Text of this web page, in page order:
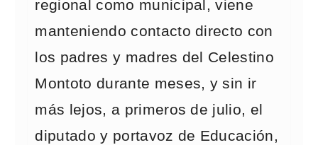
regional como municipal, viene
manteniendo contacto directo con
los padres y madres del Celestino
Montoto durante meses, y sin ir
más lejos, a primeros de julio, el
diputado y portavoz de Educación,